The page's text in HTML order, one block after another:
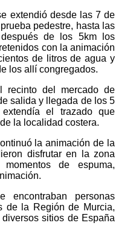
extendió desde las 7 de
pedestre, hasta las
de los 5km los
con la animación
de litros de agua y
los allí congregados.
recinto del mercado de
salida y llegada de los 5
el trazado que
la localidad costera.
la animación de la
disfrutar en la zona
de espuma,
encontraban personas
de la Región de Murcia,
sitios de España